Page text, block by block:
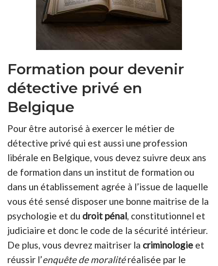
Formation pour devenir
détective privé en
Belgique
Pour être autorisé à exercer le métier de
détective privé qui est aussi une profession
libérale en Belgique, vous devez suivre deux ans
de formation dans un institut de formation ou
dans un établissement agrée à l’issue de laquelle
vous été sensé disposer une bonne maitrise de la
psychologie et du droit pénal, constitutionnel et
judiciaire et donc le code de la sécurité intérieur.
De plus, vous devrez maitriser la criminologie et
réussir l’enquête de moralitéréalisée par le